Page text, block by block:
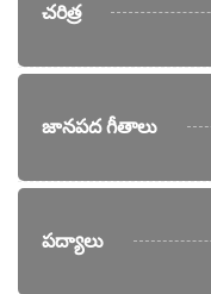
చరిత్ర
జానపద గీతాలు
పద్యాలు